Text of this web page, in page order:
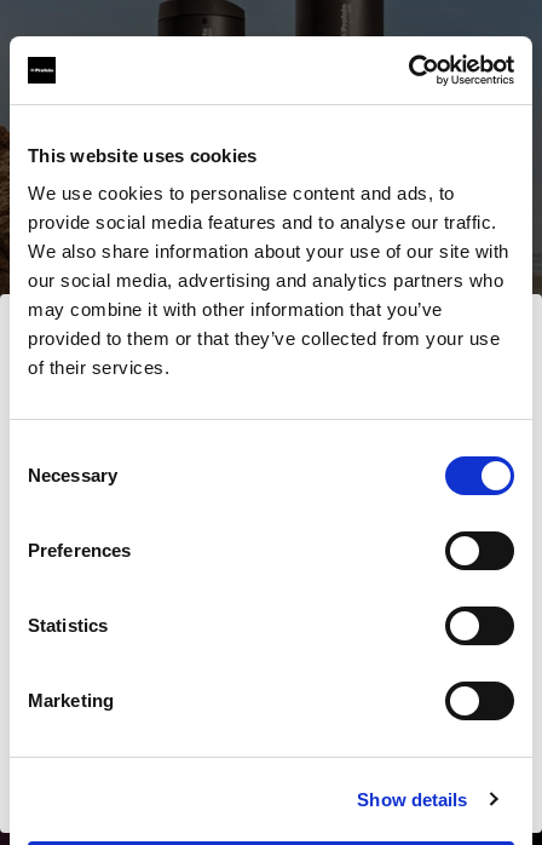
This website uses cookies
We use cookies to personalise content and ads, to
provide social media features and to analyse our traffic.
We also share information about your use of our site with
our social media, advertising and analytics partners who
may combine it with other information that you’ve
provided to them or that they’ve collected from your use
of their services.
Selection
Necessary
Preferences
Statistics
Marketing
Show details
Lithuania
Sprache
Alle Produkte ansehen